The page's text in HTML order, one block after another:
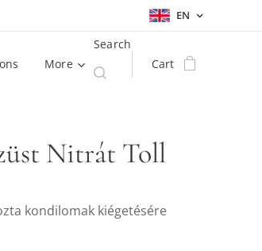
EN
More
Search
Cart
Nitrát Toll
kondilomak kiégetésére